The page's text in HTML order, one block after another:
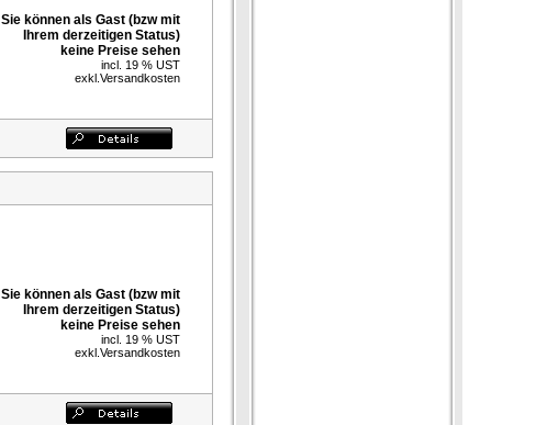
Sie können als Gast (bzw mit
Ihrem derzeitigen Status)
keine Preise sehen
incl. 19 % UST
exkl. Versandkosten
Sie können als Gast (bzw mit
Ihrem derzeitigen Status)
keine Preise sehen
incl. 19 % UST
exkl. Versandkosten